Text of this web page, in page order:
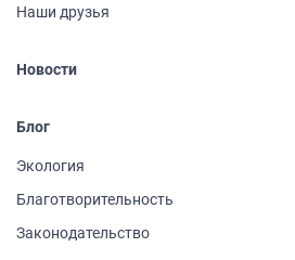
Наши друзья
Новости
Блог
Экология
Благотворительность
Законодательство